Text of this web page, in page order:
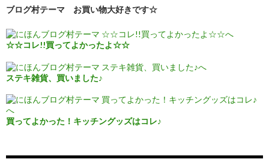
ブログ村テーマ お買い物大好きです☆
☆☆コレ!!買ってよかったよ☆☆
ステキ雑貨、買いました♪
買ってよかった！キッチングッズはコレ♪